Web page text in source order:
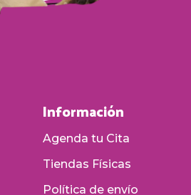
Información
Agenda tu Cita
Tiendas Físicas
Política de envío